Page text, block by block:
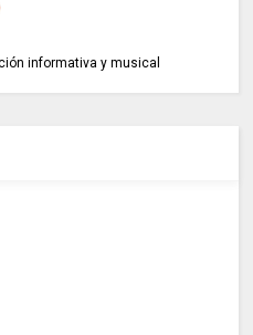
informativa y musical